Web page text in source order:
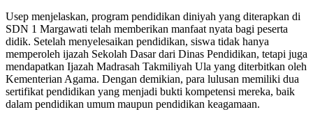
Usep menjelaskan, program pendidikan diniyah yang diterapkan di
SDN 1 Margawati telah memberikan manfaat nyata bagi peserta
didik. Setelah menyelesaikan pendidikan, siswa tidak hanya
memperoleh ijazah Sekolah Dasar dari Dinas Pendidikan, tetapi juga
mendapatkan Ijazah Madrasah Takmiliyah Ula yang diterbitkan oleh
Kementerian Agama. Dengan demikian, para lulusan memiliki dua
sertifikat pendidikan yang menjadi bukti kompetensi mereka, baik
dalam pendidikan umum maupun pendidikan keagamaan.